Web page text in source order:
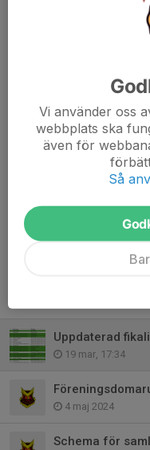
Placera filtret i den
Lyft på det svarta
Tryck på "play"-pilen
När kaffet runnit
Brygg en kanna till
Vid några som helst
Dela nyhet
Uppdaterad
19 mar, 17:34
4 maj 2024
Vi använder oss
webbplats ska
även för
Så